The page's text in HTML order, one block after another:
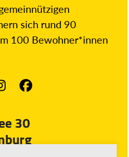
sich rund 90
100 Bewohner*innen
Facebook
30